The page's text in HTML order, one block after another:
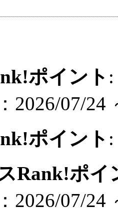
ポイント
2026/07/24
ポイント
Rank!ポイ
2026/07/24